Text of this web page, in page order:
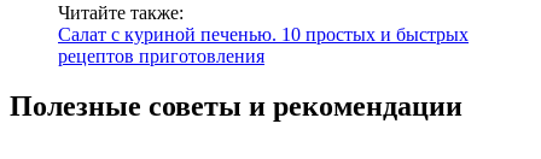
Читайте также:
Салат с куриной печенью. 10 простых и быстрых
рецептов приготовления
Полезные советы и рекомендации